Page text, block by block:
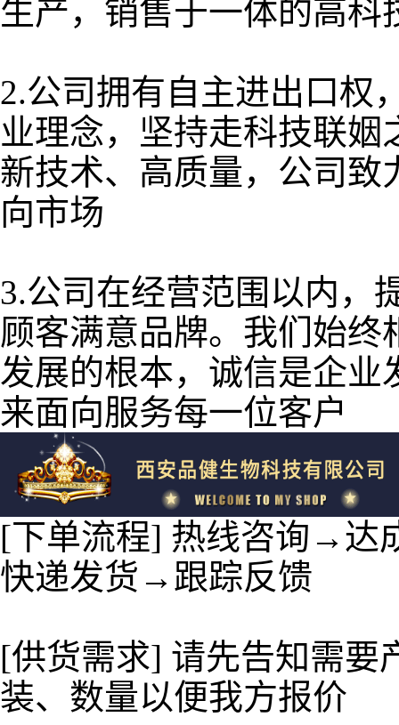
生产，销售于一体的高科
2.公司拥有自主进出口权
业理念，坚持走科技联姻
新技术、高质量，公司致
向市场
3.公司在经营范围以内，
顾客满意品牌。我们始终
发展的根本，诚信是企业
来面向服务每一位客户
[下单流程] 热线咨询→
快递发货→跟踪反馈
[供货需求] 请先告知需要
装、数量以便我方报价